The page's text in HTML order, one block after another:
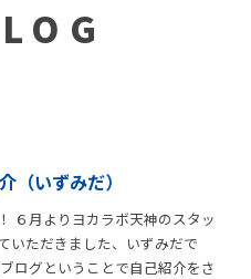
（いずみだ）
６月よりヨカラボ天神のスタッ
いただきました、いずみだで
ログということで自己紹介をさ